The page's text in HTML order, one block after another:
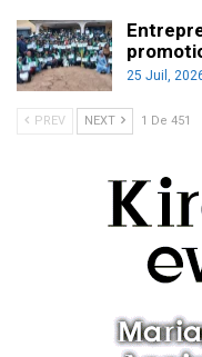
25 Juil,
PREV NEXT 1 De 451